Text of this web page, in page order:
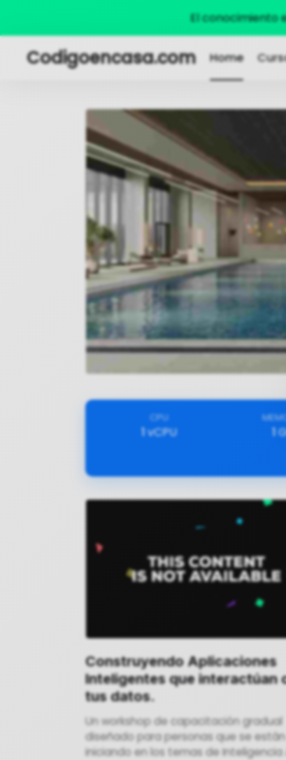
El conocimiento
Codigoencasa.com Home
CPU
1vCPU 1
Construyendo Aplicaciones
Inteligentes que interactúan
tus datos.
Un workshop de capacitación gradual
diseñado para personas que se están
iniciando en los temas de Inteligencia